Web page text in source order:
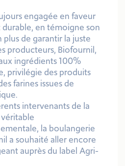
engagée en faveur
en témoigne son
de garantir la juste
producteurs, Biofournil,
ingrédients 100%
privilégie des produits
farines issues de
intervenants de la
la boulangerie
a souhaité aller encore
auprès du label Agri-